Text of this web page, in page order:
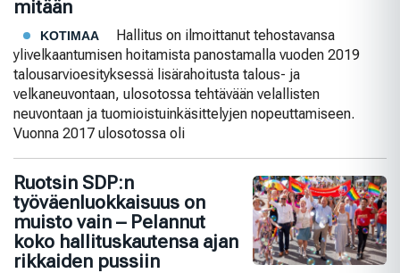
mitään
KOTIMAA
Hallitus on ilmoittanut tehostavansa
ylivelkaantumisen hoitamista panostamalla vuoden 2019
talousarvioesityksessä lisärahoitusta talous- ja
velkaneuvontaan, ulosotossa tehtävään velallisten
neuvontaan ja tuomioistuinkäsittelyjen nopeuttamiseen.
Vuonna 2017 ulosotossa oli
Ruotsin SDP:n
työväenluokkaisuus on
muisto vain – Pelannut
koko hallituskautensa ajan
rikkaiden pussiin